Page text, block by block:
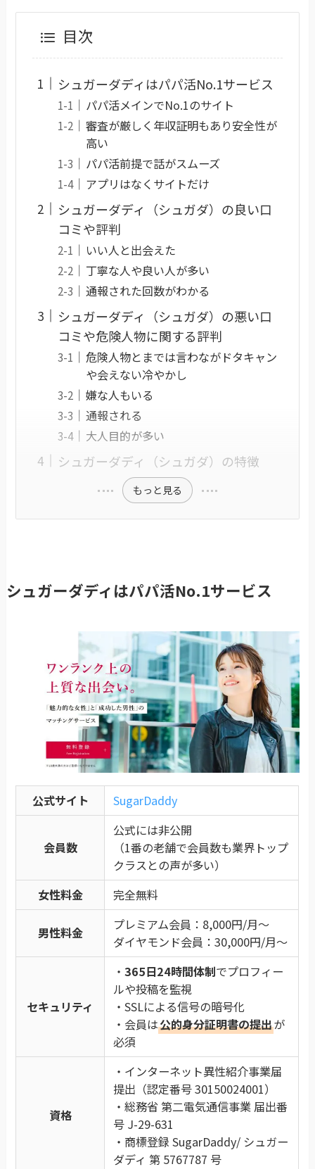
目次
シュガーダディはパパ活No.1サービス
パパ活メインでNo.1のサイト
審査が厳しく年収証明もあり安全性が
高い
パパ活前提で話がスムーズ
アプリはなくサイトだけ
シュガーダディ（シュガダ）の良い口
コミや評判
いい人と出会えた
丁寧な人や良い人が多い
通報された回数がわかる
シュガーダディ（シュガダ）の悪い口
コミや危険人物に関する評判
危険人物とまでは言わながドタキャン
や会えない冷やかし
嫌な人もいる
通報される
大人目的が多い
シュガーダディ（シュガダ）の特徴
もっと見る
シュガーダディはパパ活No.1サービス
公式サイト SugarDaddy
会員数
公式には非公開
（1番の老舗で会員数も業界トップ
クラスとの声が多い）
女性料金
完全無料
男性料金
プレミアム会員：8,000円/月～
ダイヤモンド会員：30,000円/月～
セキュリティ
・365日24時間体制でプロフィー
ルや投稿を監視
・SSLによる信号の暗号化
・会員は公的身分証明書の提出が
必須
資格
・インターネット異性紹介事業届
提出（認定番号 30150024001）
・総務省 第二電気通信事業 届出番
号 J-29-631
・商標登録 SugarDaddy/ シュガー
ダディ 第 5767787 号